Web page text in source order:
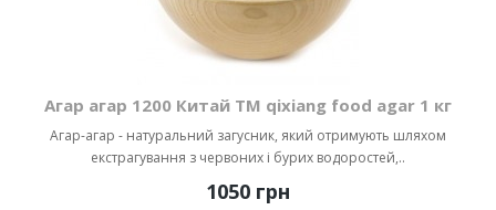
Агар агар 1200 Китай ТМ qixiang food agar 1 кг
Агар-агар - натуральний загусник, який отримують шляхом
екстрагування з червоних і бурих водоростей,..
1050 грн